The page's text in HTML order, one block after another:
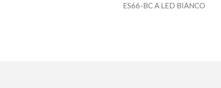
ES66-BC A LED BIANCO